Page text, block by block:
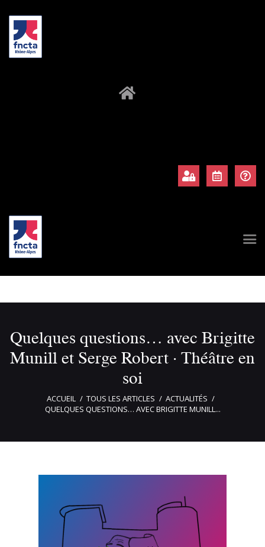
Quelques questions… avec Brigitte
Munill et Serge Robert · Théâtre en
soi
ACCUEIL TOUS LES ARTICLES
ACTUALITÉS
QUELQUES QUESTIONS… AVEC BRIGITTE MUNILL...